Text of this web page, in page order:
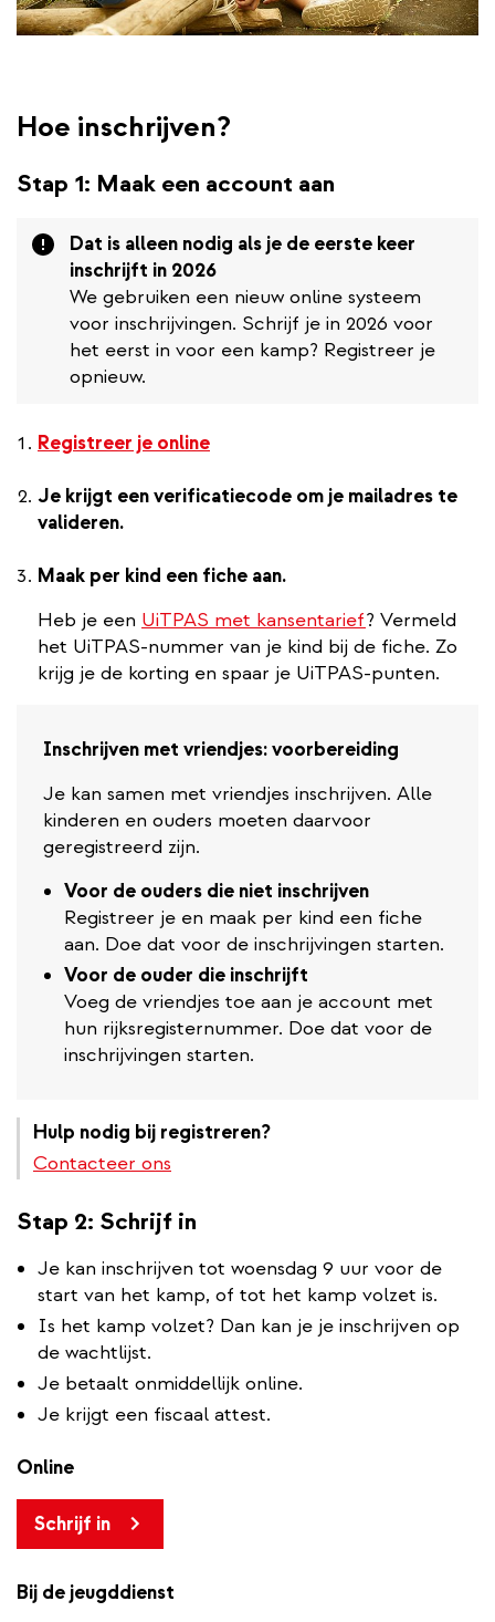
Hoe inschrijven?
Stap 1: Maak een account aan
Attention
Dat is alleen nodig als je de eerste keer
inschrijft in 2026
We gebruiken een nieuw online systeem
voor inschrijvingen. Schrijf je in 2026 voor
het eerst in voor een kamp? Registreer je
opnieuw.
Registreer je online
Je krijgt een verificatiecode om je mailadres te
valideren.
Maak per kind een fiche aan.
Heb je een UiTPAS met kansentarief? Vermeld
het UiTPAS-nummer van je kind bij de fiche. Zo
krijg je de korting en spaar je UiTPAS-punten.
Inschrijven met vriendjes: voorbereiding
Je kan samen met vriendjes inschrijven. Alle
kinderen en ouders moeten daarvoor
geregistreerd zijn.
Voor de ouders die niet inschrijven
Registreer je en maak per kind een fiche
aan. Doe dat voor de inschrijvingen starten.
Voor de ouder die inschrijft
Voeg de vriendjes toe aan je account met
hun rijksregisternummer. Doe dat voor de
inschrijvingen starten.
Hulp nodig bij registreren?
Contacteer ons
Stap 2: Schrijf in
Je kan inschrijven tot woensdag 9 uur voor de
start van het kamp, of tot het kamp volzet is.
Is het kamp volzet? Dan kan je je inschrijven op
de wachtlijst.
Je betaalt onmiddellijk online.
Je krijgt een fiscaal attest.
Online
Schrijf in
Bij de jeugddienst